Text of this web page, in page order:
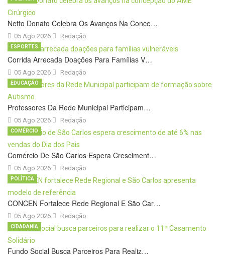
Netto Donato Celebra Os Avanços Na Conce…
05 Ago 2026 Redação
Corrida Arrecada Doações Para Famílias V…
05 Ago 2026
ESPORTES
Redação
Professores Da Rede Municipal Participam…
05 Ago 2026
EDUCAÇÃO
Redação
Comércio De São Carlos Espera Cresciment…
05 Ago 2026
COMÉRCIO
Redação
CONCEN Fortalece Rede Regional E São Car…
05 Ago 2026
POLÍTICA
Redação
Fundo Social Busca Parceiros Para Realiz…
CIDADANIA